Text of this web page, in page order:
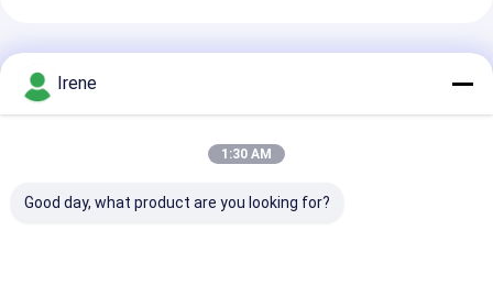
Irene
1:30 AM
Good day, what product are you looking for?